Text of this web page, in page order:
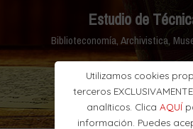
Utilizamos cookies
terceros
analíticos. Clica AQUÍ
información. Puedes
Estudio de
Biblioteconomía, Archivistica,